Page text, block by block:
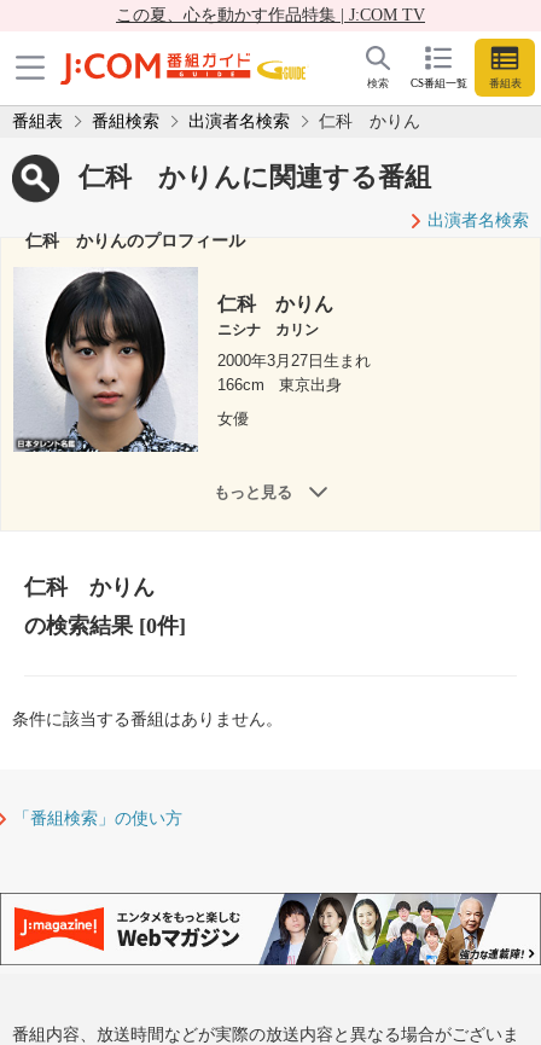
この夏、心を動かす作品特集 | J:COM TV
CS番組一覧 番組表
検索
番組表 番組検索 出演者名検索 仁科 かりん
仁科 かりんに関連する番組
出演者名検索
仁科 かりんのプロフィール
仁科 かりん
ニシナ カリン
2000年3月27日生まれ
166cm
東京出身
女優
もっと見る
仁科 かりん
の検索結果[0件]
条件に該当する番組はありません。
「番組検索」の使い方
番組内容、放送時間などが実際の放送内容と異なる場合がございま